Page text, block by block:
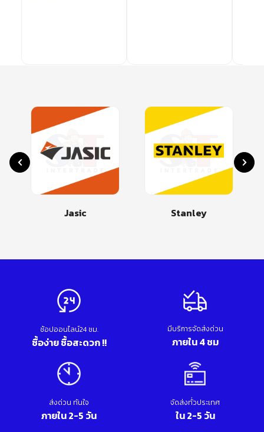
Jasic Stanley
ช้อปออนไลน์24 ชม.
ซื้อง่าย ซื้อสะดวก !!
มีบริการจัดส่งด่วน
ภายใน 4 ชม
ส่งด่วน ทันใจ
ภายใน 2-5 วัน
จัดส่งทั่วประเทศ
ใน 2-5 วัน